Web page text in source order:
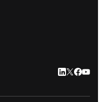
LinkedIn se
Twitter se